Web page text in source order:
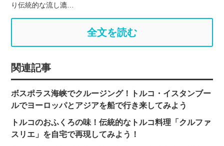
り伝統的な流し漉…
全文を読む
関連記事
ボスポラス海峡でクルージング！トルコ・イスタンブー
ルでヨーロッパとアジアを船で行き来してみよう
トルコのおふくろの味！伝統的なトルコ料理「クルファ
スリエ」を自宅で再現してみよう！